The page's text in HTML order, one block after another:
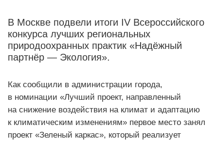
В Москве подвели итоги IV Всероссийского
конкурса лучших региональных
природоохранных практик «Надёжный
партнёр — Экология».
Как сообщили в администрации города,
в номинации «Лучший проект, направленный
на снижение воздействия на климат и адаптацию
к климатическим изменениям» первое место занял
проект «Зеленый каркас», который реализует